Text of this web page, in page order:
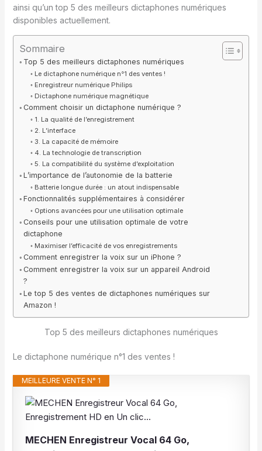
ainsi qu’un top 5 des meilleurs dictaphones numériques
disponibles actuellement.
Sommaire
Top 5 des meilleurs dictaphones numériques
Le dictaphone numérique n°1 des ventes !
Enregistreur numérique Philips
Dictaphone numérique magnétique
Comment choisir un dictaphone numérique ?
1. La qualité de l’enregistrement
2. L’interface
3. La capacité de mémoire
4. La technologie de transcription
5. La compatibilité du système d’exploitation
L’importance de l’autonomie de la batterie
Batterie longue durée : un atout indispensable
Fonctionnalités supplémentaires à considérer
Options avancées pour une utilisation optimale
Conseils pour une utilisation optimale de votre
dictaphone
Maximiser l’efficacité de vos enregistrements
Comment enregistrer la voix sur un iPhone ?
Comment enregistrer la voix sur un appareil Android
?
Le top 5 des ventes de dictaphones numériques sur
Amazon !
Top 5 des meilleurs dictaphones numériques
Le dictaphone numérique n°1 des ventes !
MEILLEURE VENTE N° 1
MECHEN Enregistreur Vocal 64 Go,